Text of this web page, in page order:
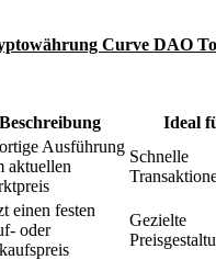
Curve DAO
Beschreibung
Ideal
Ausführung
aktuellen
Schnelle
einen festen
oder
Gezielte